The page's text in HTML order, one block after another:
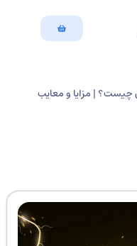
| مزایا و معایب